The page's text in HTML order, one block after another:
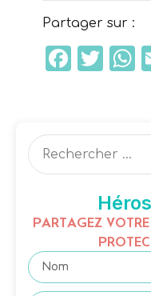
Partager sur :
PARTAGEZ